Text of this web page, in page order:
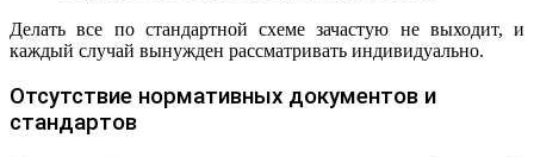
Делать все по стандартной схеме зачастую не выходит, и
каждый случай вынужден рассматривать индивидуально.
Отсутствие нормативных документов и
стандартов